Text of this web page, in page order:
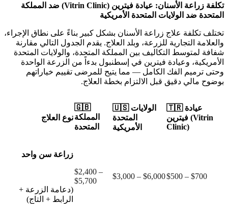
تكلفة زراعة الأسنان: عيادة فيترين (Vitrin Clinic) ضد المملكة
المتحدة ضد الولايات المتحدة الأمريكية
تختلف تكلفة علاج زراعة الأسنان بشكل كبير بناءً على نطاق الإجراء،
والعلامة التجارية للزرعة، وبلد العلاج. يقدم الجدول التالي مقارنة
شفافة لمتوسط التكاليف بين المملكة المتحدة، والولايات المتحدة
الأمريكية، وعيادة فيترين في إسطنبول بدءاً من الزرعة الواحدة
وحتى ترميم الفك الكامل — مما يتيح للمرضى تقييم خياراتهم
بوضوح مالي دقيق قبل الالتزام بخطة العلاج.
نوع العلاج
🇬🇧
المملكة
المتحدة
🇺🇸 الولايات
المتحدة
الأمريكية
🇹🇷 عيادة
فيترين (Vitrin
Clinic)
زراعة سن واحد
(دعامة الزرعة +
الرابط + التاج)
$2,400 –
$5,700
$3,000 – $6,000$500 – $700